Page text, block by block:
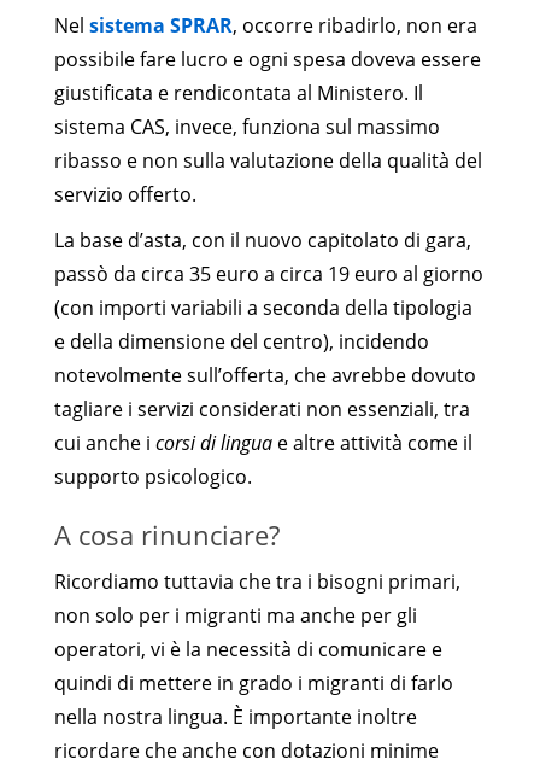
Nel sistema SPRAR, occorre ribadirlo, non era
possibile fare lucro e ogni spesa doveva essere
giustificata e rendicontata al Ministero. Il
sistema CAS, invece, funziona sul massimo
ribasso e non sulla valutazione della qualità del
servizio offerto.
La base d’asta, con il nuovo capitolato di gara,
passò da circa 35 euro a circa 19 euro al giorno
(con importi variabili a seconda della tipologia
e della dimensione del centro), incidendo
notevolmente sull’offerta, che avrebbe dovuto
tagliare i servizi considerati non essenziali, tra
cui anche i corsi di lingua e altre attività come il
supporto psicologico.
A cosa rinunciare?
Ricordiamo tuttavia che tra i bisogni primari,
non solo per i migranti ma anche per gli
operatori, vi è la necessità di comunicare e
quindi di mettere in grado i migranti di farlo
nella nostra lingua. È importante inoltre
ricordare che anche con dotazioni minime